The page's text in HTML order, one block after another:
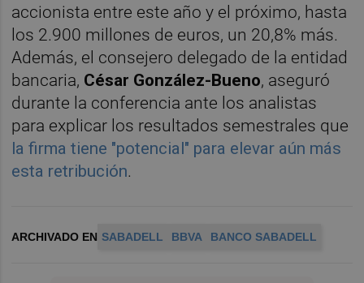
accionista entre este año y el próximo, hasta
los 2.900 millones de euros, un 20,8% más.
Además, el consejero delegado de la entidad
bancaria, César González-Bueno, aseguró
durante la conferencia ante los analistas
para explicar los resultados semestrales que
la firma tiene "potencial" para elevar aún más
esta retribución.
ARCHIVADO EN SABADELL BBVA BANCO SABADELL